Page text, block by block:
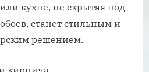
кухне, не скрытая под
станет стильным и
решением.